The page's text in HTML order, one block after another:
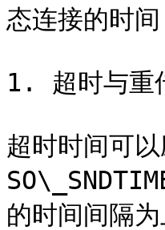
态连接的时间
1. 超时与重
超时时间可
的时间间隔